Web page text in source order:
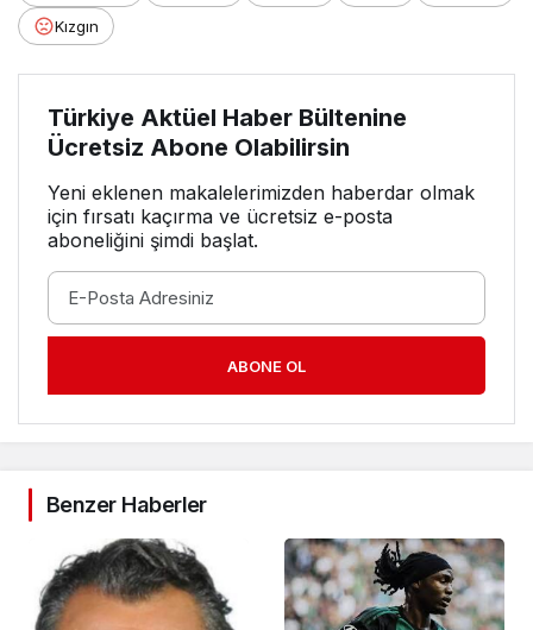
Kızgın
Türkiye Aktüel Haber Bültenine
Ücretsiz Abone Olabilirsin
Yeni eklenen makalelerimizden haberdar olmak
için fırsatı kaçırma ve ücretsiz e-posta
aboneliğini şimdi başlat.
ABONE OL
Benzer Haberler